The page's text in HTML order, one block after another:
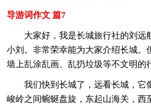
导游词作文 篇7
大家好，我是长城旅行社的刘远
小刘。非常荣幸能为大家介绍长城。
墙上乱涂乱画、乱扔垃圾等不文明的
我们快到长城了，远看长城，它
峻岭之间蜿蜒盘旋，东起山海关，西